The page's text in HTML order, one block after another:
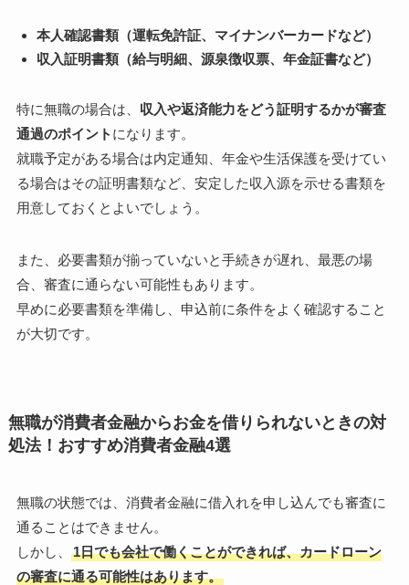
本人確認書類（運転免許証、マイナンバーカードなど）
収入証明書類（給与明細、源泉徴収票、年金証書など）
特に無職の場合は、 収入や返済能力をどう証明するかが審査
通過のポイント になります。
就職予定がある場合は内定通知、年金や生活保護を受けてい
る場合はその証明書類など、安定した収入源を示せる書類を
用意しておくとよいでしょう。
また、必要書類が揃っていないと手続きが遅れ、最悪の場
合、審査に通らない可能性もあります。
早めに必要書類を準備し、申込前に条件をよく確認すること
が大切です。
無職が消費者金融からお金を借りられないときの対
処法！おすすめ消費者金融4選
無職の状態では、消費者金融に借入れを申し込んでも審査に
通ることはできません。
しかし、
1日でも会社で働くことができれば、カードローン
の審査に通る可能性はあります。